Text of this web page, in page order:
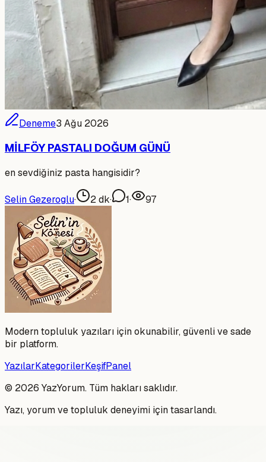
Deneme3 Ağu 2026
MİLFÖY PASTALI DOĞUM GÜNÜ
en sevdiğiniz pasta hangisidir?
Selin Gezeroglu· 2dk· 1· 97
Modern topluluk yazıları için okunabilir, güvenli ve sade
bir platform.
YazılarKategorilerKeşifPanel
© 2026 YazYorum. Tüm hakları saklıdır.
Yazı, yorum ve topluluk deneyimi için tasarlandı.